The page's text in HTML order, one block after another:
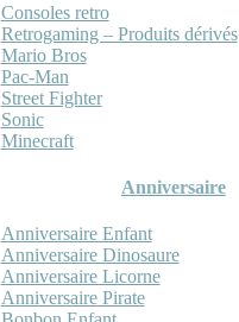
Consoles retro
Retrogaming – Produits dérivés
Mario Bros
Pac-Man
Street Fighter
Sonic
Minecraft
Anniversaire
Anniversaire Enfant
Anniversaire Dinosaure
Anniversaire Licorne
Anniversaire Pirate